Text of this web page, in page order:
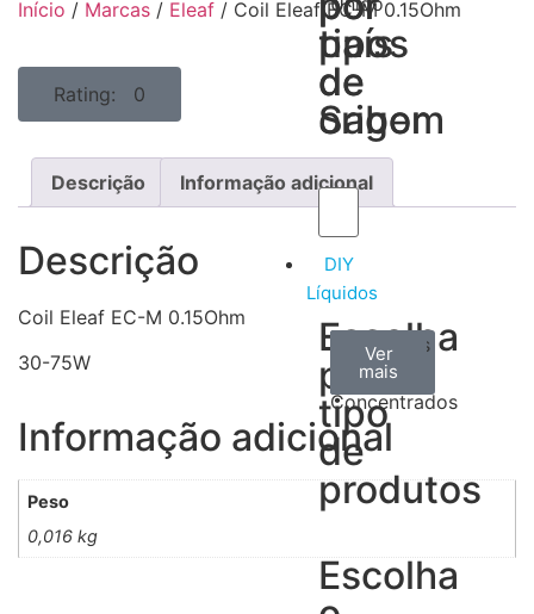
tipos
de
Sabor
país
de
origem
DIY
Líquidos
Escolha
por
tipo
de
produtos
Aromas
Concentrados
Ver
todos
Bases
Ver
mais
Accesorios
Ver
mais
Escolha
Início / Marcas / Eleaf / Coil Eleaf EC-M 0.15Ohm
Rating: 0
Descrição Informação adicional
Descrição
Coil Eleaf EC-M 0.15Ohm
30-75W
Informação adicional
Peso
0,016 kg